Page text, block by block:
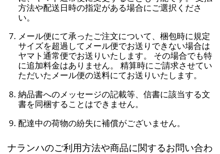
方法や配送日時の指定がある場合にご選択くださ
い。
メール便にて承ったご注文について、梱包時に規定
サイズを超過してメール便でお送りできない場合は
ヤマト通常便でお送りいたします。 その場合でも特
に追加料金はありません。 精算時にご請求させてい
ただいたメール便の送料にてお送りいたします。
納品書へのメッセージの記載等、信書に該当する文
書を同梱することはできません。
配達中の荷物の紛失に補償がございません。
ナランハのご利用方法や商品に関するお問い合わ